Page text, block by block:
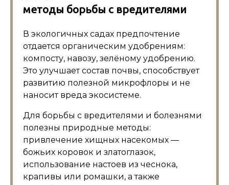
методы борьбы с вредителями
В экологичных садах предпочтение
отдается органическим удобрениям:
компосту, навозу, зелёному удобрению.
Это улучшает состав почвы, способствует
развитию полезной микрофлоры и не
наносит вреда экосистеме.
Для борьбы с вредителями и болезнями
полезны природные методы:
привлечение хищных насекомых —
божьих коровок и златоглазок,
использование настоев из чеснока,
крапивы или ромашки, а также